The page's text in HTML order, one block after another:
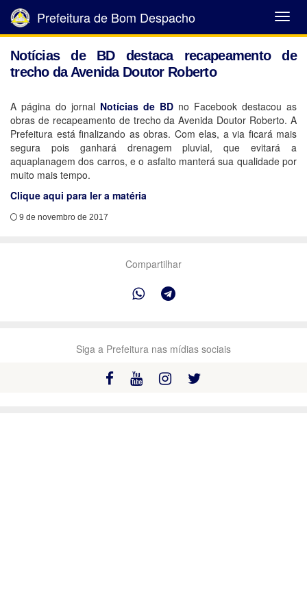
Abrir
Menu
Prefeitura de Bom Despacho
Notícias de BD destaca recapeamento de
trecho da Avenida Doutor Roberto
A página do jornal Notícias de BD no Facebook destacou as
obras de recapeamento de trecho da Avenida Doutor Roberto. A
Prefeitura está finalizando as obras. Com elas, a via ficará mais
segura pois ganhará drenagem pluvial, que evitará a
aquaplanagem dos carros, e o asfalto manterá sua qualidade por
muito mais tempo.
Clique aqui para ler a matéria
9 de novembro de 2017
Compartilhar
Siga a Prefeitura nas mídias sociais